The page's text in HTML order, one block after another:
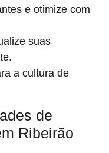
e otimize com
suas
a cultura de
de
Ribeirão